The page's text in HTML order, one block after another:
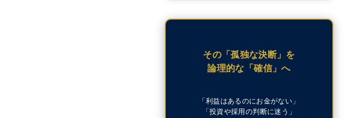
その「孤独な決断」を
論理的な「確信」へ
「利益はあるのにお金がない」
「投資や採用の判断に迷う」